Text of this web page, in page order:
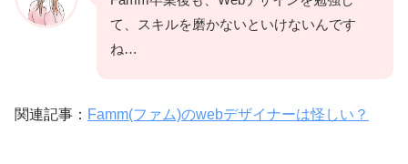
て、スキルを磨かないといけないんです
ね…
関連記事： Famm(ファム)のwebデザイナーは怪しい？